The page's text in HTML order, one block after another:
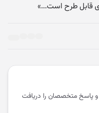
قابل طرح است...»
پاسخ متخصصان را دریافت